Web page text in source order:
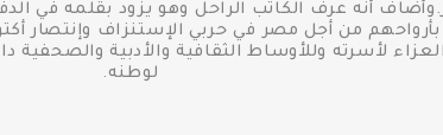
أنه عرف الكاتب الراحل وهو يزود بقلمه في
لأسرته وللأوساط الثقافية والأدبية والصحفية
لوطنه.